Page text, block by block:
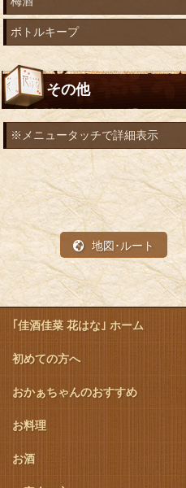
ボトルキープ
その他
※メニュータッチで詳細表示
地図･ルート
｢佳酒佳菜 花はな｣ ホーム
初めての方へ
おかぁちゃんのおすすめ
お料理
お酒